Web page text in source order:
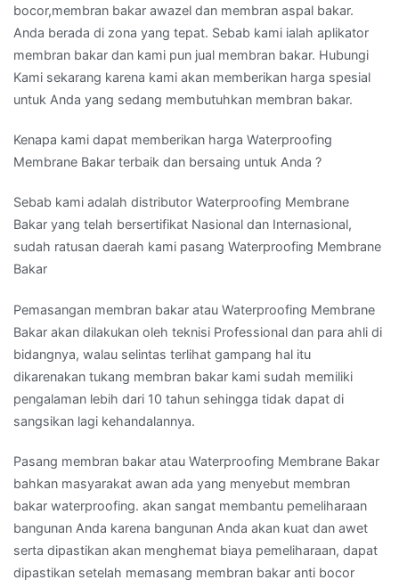
bocor,membran bakar awazel dan membran aspal bakar.
Anda berada di zona yang tepat. Sebab kami ialah aplikator
membran bakar dan kami pun jual membran bakar. Hubungi
Kami sekarang karena kami akan memberikan harga spesial
untuk Anda yang sedang membutuhkan membran bakar.
Kenapa kami dapat memberikan harga Waterproofing
Membrane Bakar terbaik dan bersaing untuk Anda ?
Sebab kami adalah distributor Waterproofing Membrane
Bakar yang telah bersertifikat Nasional dan Internasional,
sudah ratusan daerah kami pasang Waterproofing Membrane
Bakar
Pemasangan membran bakar atau Waterproofing Membrane
Bakar akan dilakukan oleh teknisi Professional dan para ahli di
bidangnya, walau selintas terlihat gampang hal itu
dikarenakan tukang membran bakar kami sudah memiliki
pengalaman lebih dari 10 tahun sehingga tidak dapat di
sangsikan lagi kehandalannya.
Pasang membran bakar atau Waterproofing Membrane Bakar
bahkan masyarakat awan ada yang menyebut membran
bakar waterproofing. akan sangat membantu pemeliharaan
bangunan Anda karena bangunan Anda akan kuat dan awet
serta dipastikan akan menghemat biaya pemeliharaan, dapat
dipastikan setelah memasang membran bakar anti bocor